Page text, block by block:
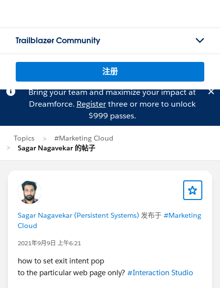
Trailblazer Community
注册
Bring your team and maximize your impact at
Dreamforce. Registerthree or more to unlock
$999 passes.
Topics
#Marketing Cloud
Sagar Nagavekar 的帖子
Sagar Nagavekar (Persistent Systems) 发布于 #Marketing
Cloud
2021年9月9日 上午6:21
how to set exit intent pop
to the particular web page only? #Interaction Studio